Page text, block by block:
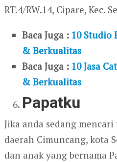
RT.4/RW.14, Cipare, Kec.
Baca Juga : 10 Studio
& Berkualitas
Baca Juga : 10 Jasa
& Berkualitas
Papatku
Jika anda sedang
daerah Cimuncang, kota
dan anak yang bernama